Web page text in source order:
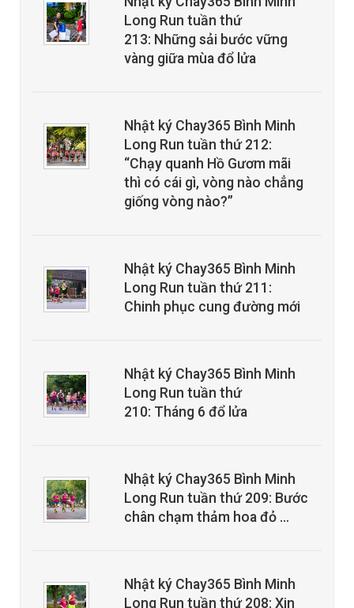
Long Run tuần thứ
213: Những sải bước vững
vàng giữa mùa đổ lửa
Nhật ký Chay365 Bình Minh
Long Run tuần thứ 212:
“Chạy quanh Hồ Gươm mãi
thì có cái gì, vòng nào chẳng
giống vòng nào?”
Nhật ký Chay365 Bình Minh
Long Run tuần thứ 211:
Chinh phục cung đường mới
Nhật ký Chay365 Bình Minh
Long Run tuần thứ
210: Tháng 6 đổ lửa
Nhật ký Chay365 Bình Minh
Long Run tuần thứ 209: Bước
chân chạm thảm hoa đỏ …
Nhật ký Chay365 Bình Minh
Long Run tuần thứ 208: Xin